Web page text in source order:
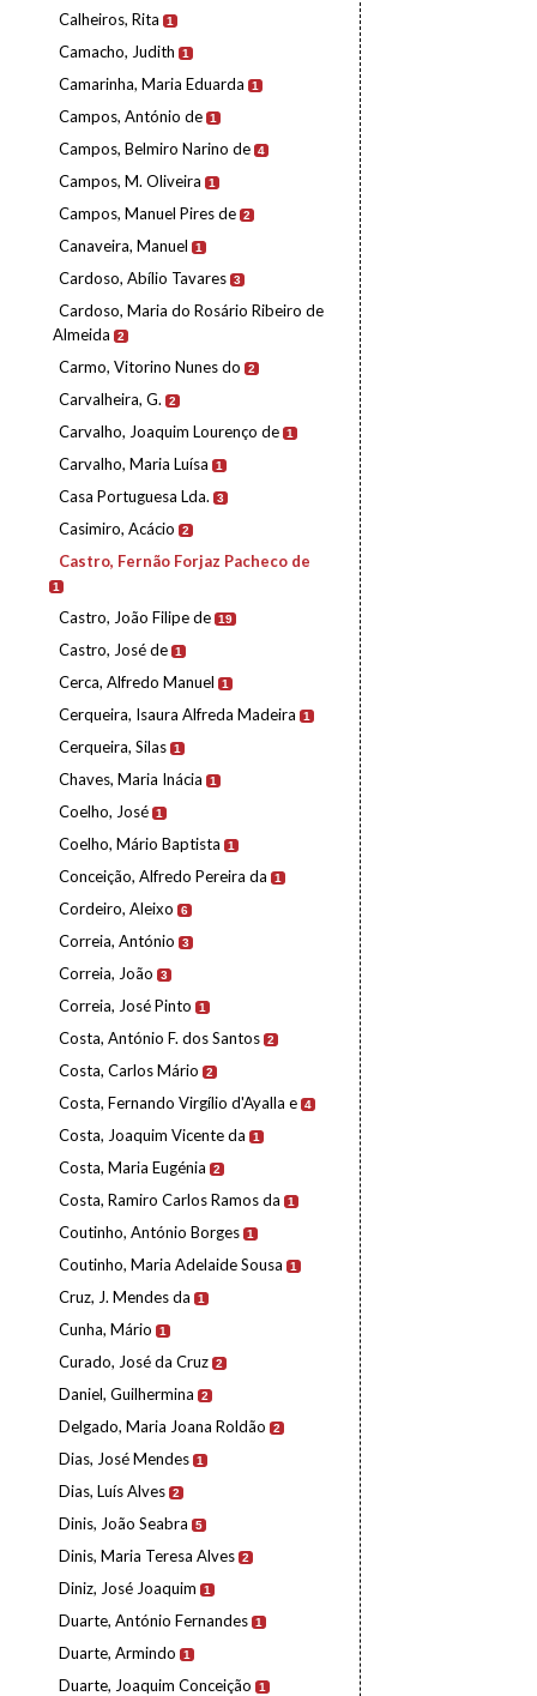
Calheiros, Rita 1
Camacho, Judith 1
Camarinha, Maria Eduarda 1
Campos, António de 1
Campos, Belmiro Narino de 4
Campos, M. Oliveira 1
Campos, Manuel Pires de 2
Canaveira, Manuel 1
Cardoso, Abílio Tavares 3
Cardoso, Maria do Rosário Ribeiro de
Almeida
2
Carmo, Vitorino Nunes do 2
Carvalheira, G. 2
Carvalho, Joaquim Lourenço de 1
Carvalho, Maria Luísa 1
Casa Portuguesa Lda. 3
Casimiro, Acácio 2
Castro, Fernão Forjaz Pacheco de
1
Castro, João Filipe de 19
Castro, José de 1
Cerca, Alfredo Manuel 1
Cerqueira, Isaura Alfreda Madeira 1
Cerqueira, Silas 1
Chaves, Maria Inácia 1
Coelho, José 1
Coelho, Mário Baptista 1
Conceição, Alfredo Pereira da 1
Cordeiro, Aleixo 6
Correia, António 3
Correia, João 3
Correia, José Pinto 1
Costa, António F. dos Santos 2
Costa, Carlos Mário 2
Costa, Fernando Virgílio d'Ayalla e 4
Costa, Joaquim Vicente da 1
Costa, Maria Eugénia 2
Costa, Ramiro Carlos Ramos da 1
Coutinho, António Borges 1
Coutinho, Maria Adelaide Sousa 1
Cruz, J. Mendes da 1
Cunha, Mário 1
Curado, José da Cruz 2
Daniel, Guilhermina 2
Delgado, Maria Joana Roldão 2
Dias, José Mendes 1
Dias, Luís Alves 2
Dinis, João Seabra 5
Dinis, Maria Teresa Alves 2
Diniz, José Joaquim 1
Duarte, António Fernandes 1
Duarte, Armindo 1
Duarte, Joaquim Conceição 1